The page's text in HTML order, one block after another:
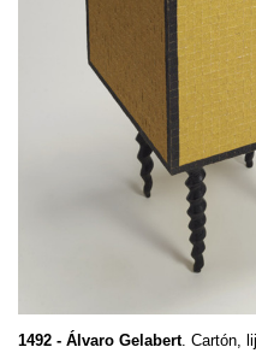
1492 - Álvaro Gelabert. Cartón,